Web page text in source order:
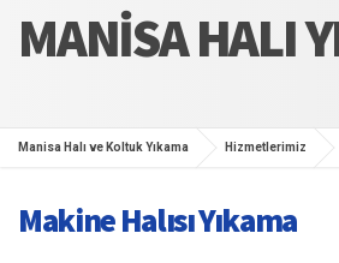
MANİSA HALI
Manisa Halı ve Koltuk Yıkama Hizmetlerimiz
Makine Halısı Yıkama